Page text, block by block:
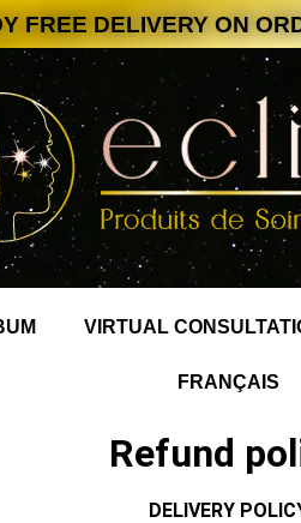
FREE DELIVERY ON
VIRTUAL
FRANÇAIS
Refund
DELIVERY